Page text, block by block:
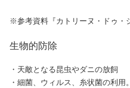
生物的防除
・天敵となる昆虫やダニの放飼
・細菌、ウィルス、糸状菌の利用。